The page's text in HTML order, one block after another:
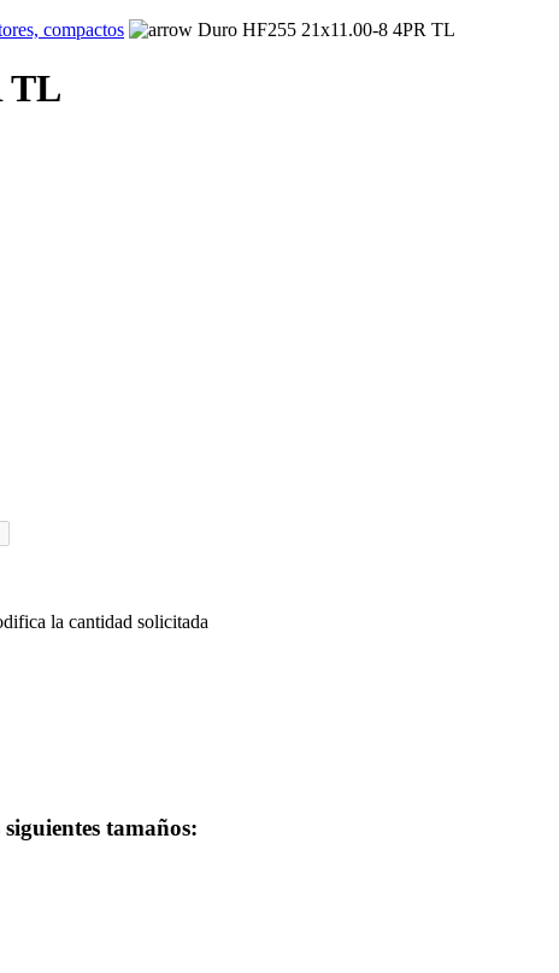
compactos Duro HF255 21x11.00-8 4PR TL
TL
la cantidad solicitada
tamaños: